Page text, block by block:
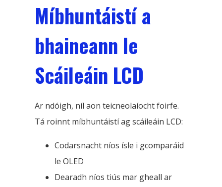
Míbhuntáistí a
bhaineann le
Scáileáin LCD
Ar ndóigh, níl aon teicneolaíocht foirfe.
Tá roinnt míbhuntáistí ag scáileáin LCD:
Codarsnacht níos ísle i gcomparáid
le OLED
Dearadh níos tiús mar gheall ar